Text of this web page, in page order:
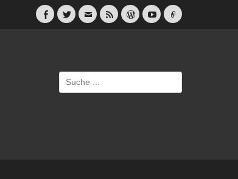
Facebook
Twitter
E-
Feed WordPress
YouTube
Link
Suche
nach: